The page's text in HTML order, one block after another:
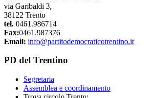
via Garibaldi 3,
38122 Trento
tel. 0461.986714
Fax:0461.987376
Email: info@partitodemocraticotrentino.it
PD del Trentino
Segretaria
Assemblea e coordinamento